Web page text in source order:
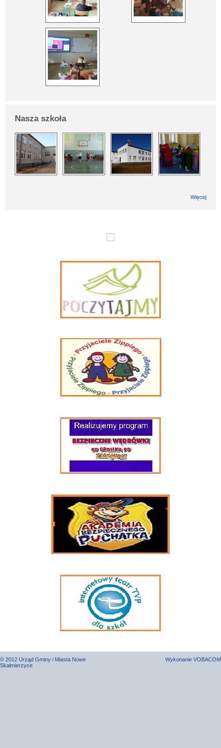
Nasza szkoła
Więcej
© 2012 Urząd Gminy i Miasta Nowe
Skalmierzyce
Wykonanie VOBACOM